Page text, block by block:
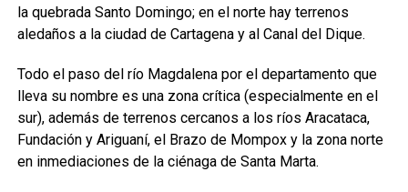
la quebrada Santo Domingo; en el norte hay terrenos
aledaños a la ciudad de Cartagena y al Canal del Dique.
Todo el paso del río Magdalena por el departamento que
lleva su nombre es una zona crítica (especialmente en el
sur), además de terrenos cercanos a los ríos Aracataca,
Fundación y Ariguaní, el Brazo de Mompox y la zona norte
en inmediaciones de la ciénaga de Santa Marta.